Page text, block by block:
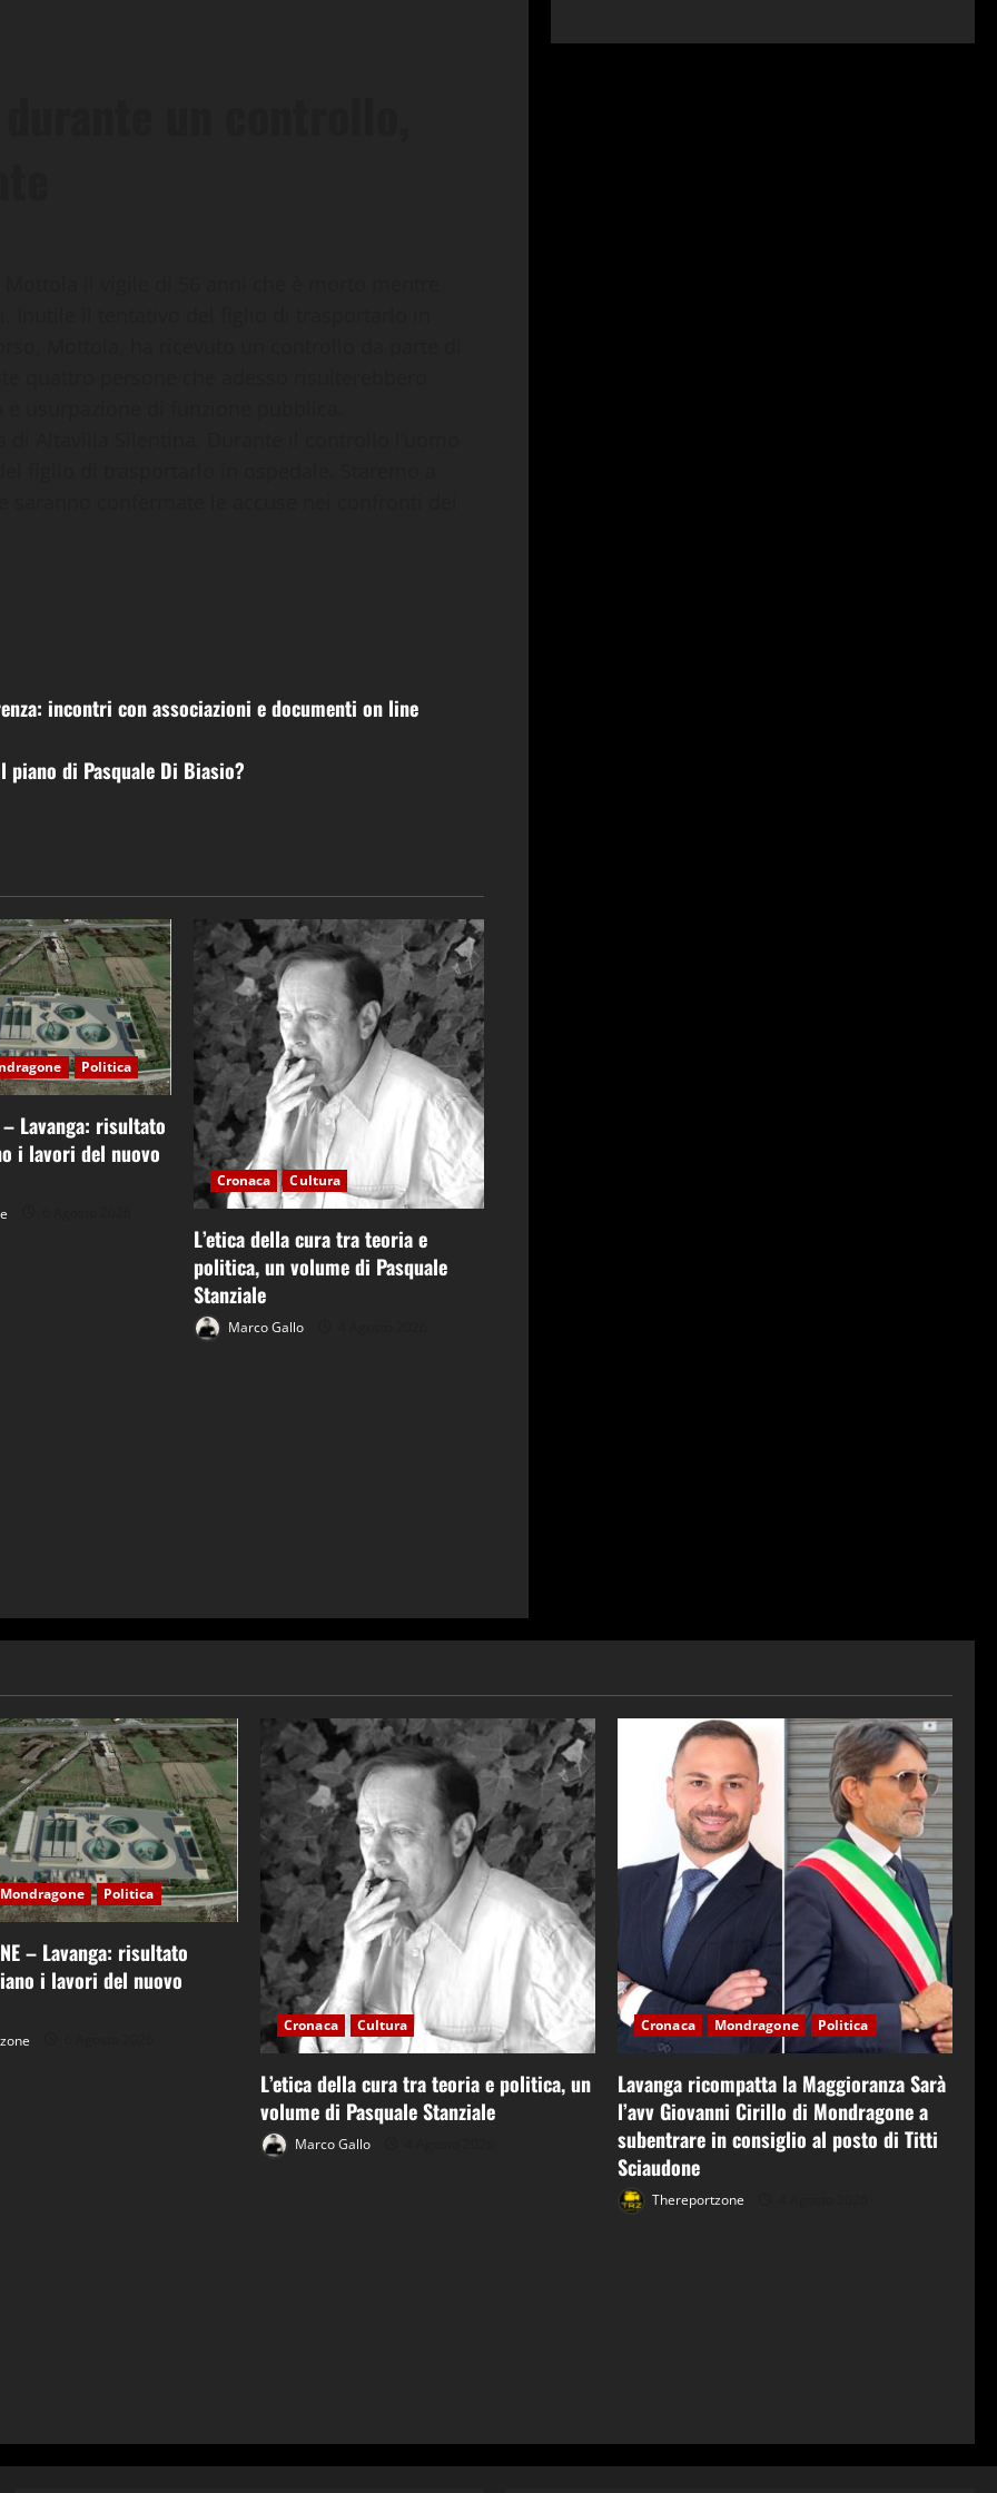
incontri con associazioni e documenti on line
piano di Pasquale Di Biasio?
Politica
– Lavanga: risultato
i lavori del nuovo
Cronaca Cultura
L’etica della cura tra teoria e
politica, un volume di Pasquale
Stanziale
Marco Gallo
Mondragone Politica
– Lavanga: risultato
i lavori del nuovo
Cronaca Cultura
L’etica della cura tra teoria e politica, un
volume di Pasquale Stanziale
Marco Gallo
Cronaca Mondragone Politica
Lavanga ricompatta la Maggioranza Sarà
l’avv Giovanni Cirillo di Mondragone a
subentrare in consiglio al posto di Titti
Sciaudone
Thereportzone